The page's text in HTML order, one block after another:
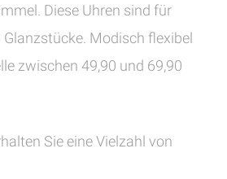
Diese Uhren sind für
Glanzstücke. Modisch flexibel
zwischen 49,90 und 69,90
Sie eine Vielzahl von